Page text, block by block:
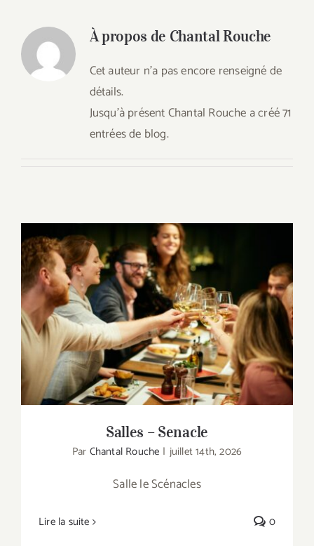
Sur Place
Contact
À propos de Chantal Rouche
Cet auteur n'a pas encore renseigné de
détails.
Jusqu'à présent Chantal Rouche a créé 71
entrées de blog.
Salles – Senacle
Salles – Senacle
Par Chantal Rouche | juillet 14th, 2026
Salle le Scénacles
Lire la suite 0